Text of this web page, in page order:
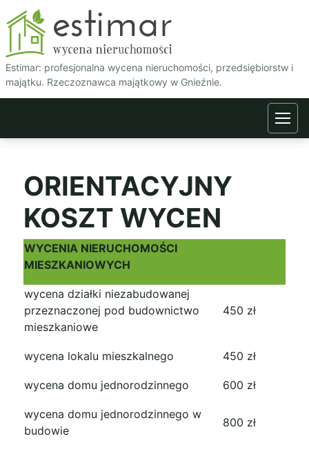
Estimar - wycena
Estimar: profesjonalna wycena nieruchomości, przedsiębiorstw i
majątku. Rzeczoznawca majątkowy w Gnieźnie.
ORIENTACYJNY
KOSZT WYCEN
WYCENIA NIERUCHOMOŚCI
MIESZKANIOWYCH
wycena działki niezabudowanej
przeznaczonej pod budownictwo
mieszkaniowe
450 zł
wycena lokalu mieszkalnego 450 zł
wycena domu jednorodzinnego 600 zł
wycena domu jednorodzinnego w
budowie
800 zł